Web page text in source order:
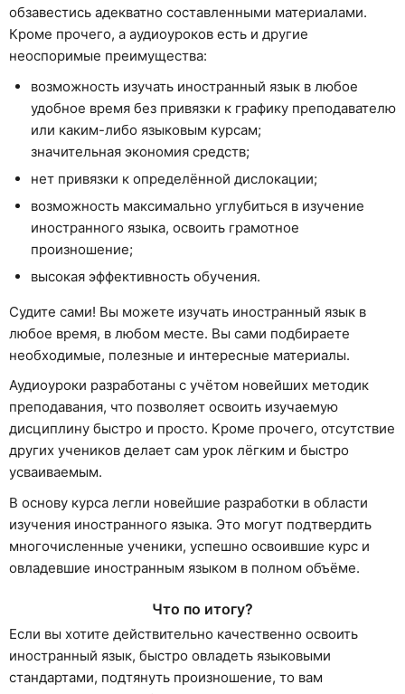
обзавестись адекватно составленными материалами.
Кроме прочего, а аудиоуроков есть и другие
неоспоримые преимущества:
возможность изучать иностранный язык в любое
удобное время без привязки к графику преподавателю
или каким-либо языковым курсам;
значительная экономия средств;
нет привязки к определённой дислокации;
возможность максимально углубиться в изучение
иностранного языка, освоить грамотное
произношение;
высокая эффективность обучения.
Судите сами! Вы можете изучать иностранный язык в
любое время, в любом месте. Вы сами подбираете
необходимые, полезные и интересные материалы.
Аудиоуроки разработаны с учётом новейших методик
преподавания, что позволяет освоить изучаемую
дисциплину быстро и просто. Кроме прочего, отсутствие
других учеников делает сам урок лёгким и быстро
усваиваемым.
В основу курса легли новейшие разработки в области
изучения иностранного языка. Это могут подтвердить
многочисленные ученики, успешно освоившие курс и
овладевшие иностранным языком в полном объёме.
Что по итогу?
Если вы хотите действительно качественно освоить
иностранный язык, быстро овладеть языковыми
стандартами, подтянуть произношение, то вам